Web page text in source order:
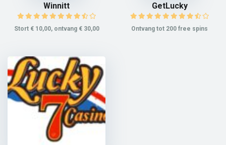
Winnitt
Stort € 10,00, ontvang € 30,00
GetLucky
Ontvang tot 200 free spins
Lucky 7 Casino
Ontvang 100% bonus tot € 250,00